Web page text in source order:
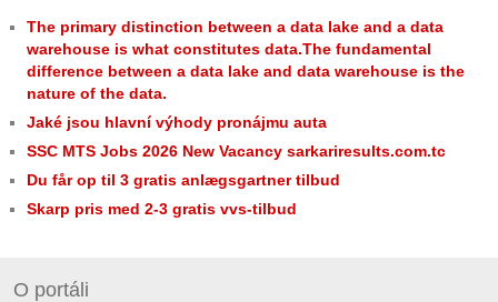
The primary distinction between a data lake and a data
warehouse is what constitutes data.The fundamental
difference between a data lake and data warehouse is the
nature of the data.
Jaké jsou hlavní výhody pronájmu auta
SSC MTS Jobs 2026 New Vacancy sarkariresults.com.tc
Du får op til 3 gratis anlægsgartner tilbud
Skarp pris med 2-3 gratis vvs-tilbud
O portáli